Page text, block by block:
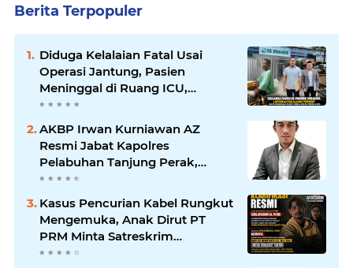
Berita Terpopuler
Diduga Kelalaian Fatal Usai
Operasi Jantung, Pasien
Meninggal di Ruang ICU,
Keluarga Tuntut RSUD dr.
Jawab
AKBP Irwan Kurniawan AZ
Resmi Jabat Kapolres
Pelabuhan Tanjung Perak,
Pimpinan Redaksi
Sampaikan Ucapan Selamat
Kasus Pencurian Kabel Rungkut
Mengemuka, Anak Dirut PT
PRM Minta Satreskrim
Polrestabes Surabaya Usut